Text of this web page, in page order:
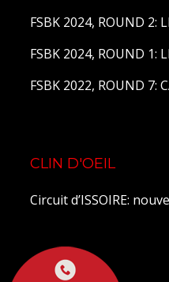
FSBK 2024, ROUND 2:
FSBK 2024, ROUND 1:
FSBK 2022, ROUND 7:
CLIN D'OEIL
Circuit d’ISSOIRE: